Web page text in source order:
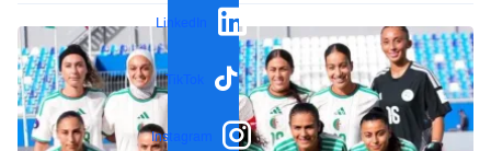
LinkedIn
TikTok
Instagram